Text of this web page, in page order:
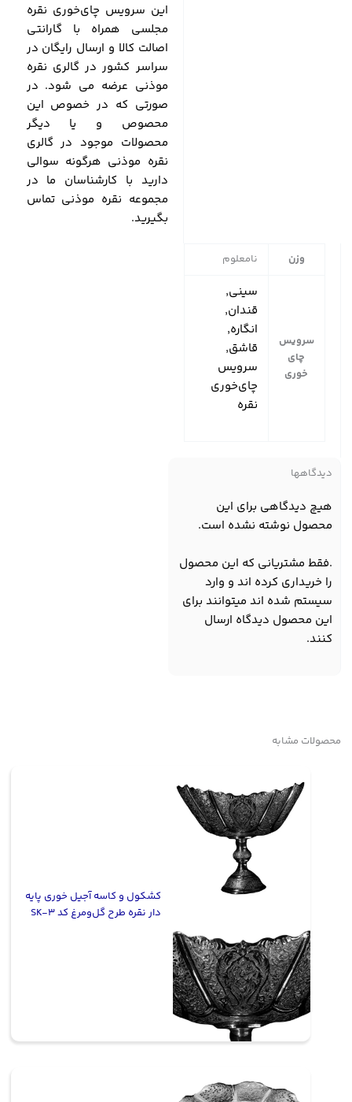
این سرویس چای‌خوری نقره
مجلسی همراه با گارانتی
اصالت کالا و ارسال رایگان در
سراسر کشور در گالری نقره
موذنی عرضه می شود. در
صورتی که در خصوص این
محصوص و یا دیگر
محصولات موجود در گالری
نقره موذنی هرگونه سوالی
دارید با کارشناسان ما در
مجموعه نقره موذنی تماس
بگیرید.
وزن نامعلوم
سرویس
چای
خوری
سینی,
قندان,
انگاره,
قاشق,
سرویس
چای‌خوری
نقره
دیدگاهها
هیچ دیدگاهی برای این
محصول نوشته نشده است.
.فقط مشتریانی که این محصول
را خریداری کرده اند و وارد
سیستم شده اند میتوانند برای
این محصول دیدگاه ارسال
کنند.
محصولات مشابه
کشکول و کاسه آجیل خوری پایه
دار نقره طرح گل‌ومرغ کد SK-3